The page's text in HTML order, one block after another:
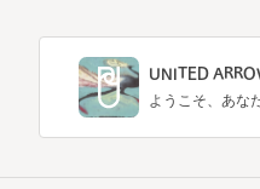
UNITED
ようこそ、あな